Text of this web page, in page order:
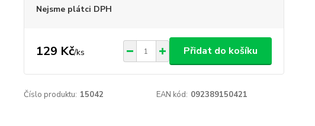
Nejsme plátci DPH
129 Kč/ks Přidat do košíku
Číslo produktu: 15042 EAN kód: 092389150421